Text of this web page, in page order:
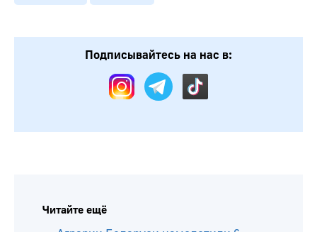
Подписывайтесь на нас в:
Читайте ещё